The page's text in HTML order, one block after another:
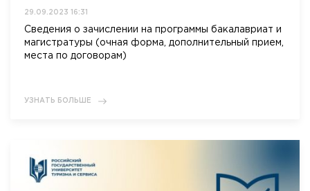
29.09.2023 16:31
Сведения о зачислении на программы бакалавриат и
магистратуры (очная форма, дополнительный прием,
места по договорам)
УЗНАТЬ БОЛЬШЕ